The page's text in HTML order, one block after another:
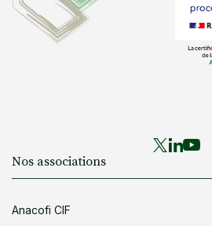
Nos associations
Anacofi CIF